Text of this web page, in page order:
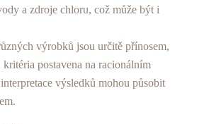
a zdroje chloru, což může být i
výrobků jsou určitě přínosem,
postavena na racionálním
výsledků mohou působit